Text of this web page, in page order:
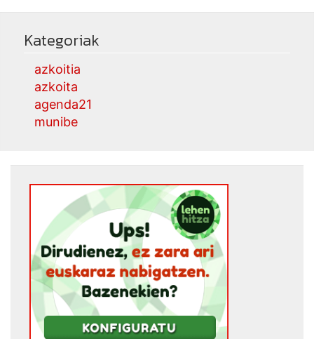
Kategoriak
azkoitia
azkoita
agenda21
munibe